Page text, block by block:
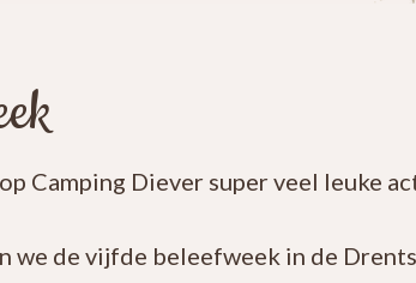
Camping Diever super veel leuke
we de vijfde beleefweek in de